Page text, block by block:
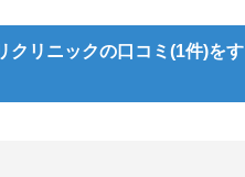
クリニックの口コミ(1件)をす